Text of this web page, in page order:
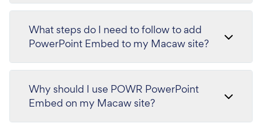
What steps do I need to follow to add
PowerPoint Embed to my Macaw site?
Why should I use POWR PowerPoint
Embed on my Macaw site?